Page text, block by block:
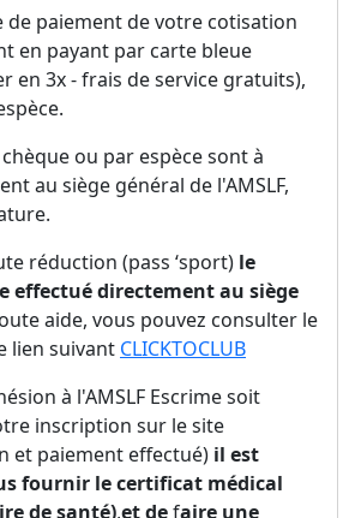
de paiement de votre cotisation
en payant par carte bleue
en 3x - frais de service gratuits),
ou par espèce sont à
au siège général de l'AMSLF,
réduction (pass ‘sport) le
effectué directement au siège
aide, vous pouvez consulter le
lien suivant CLICKTOCLUB
à l'AMSLF Escrime soit
inscription sur le site
et paiement effectué) il est
fournir le certificat médical
de santé),et defaire une